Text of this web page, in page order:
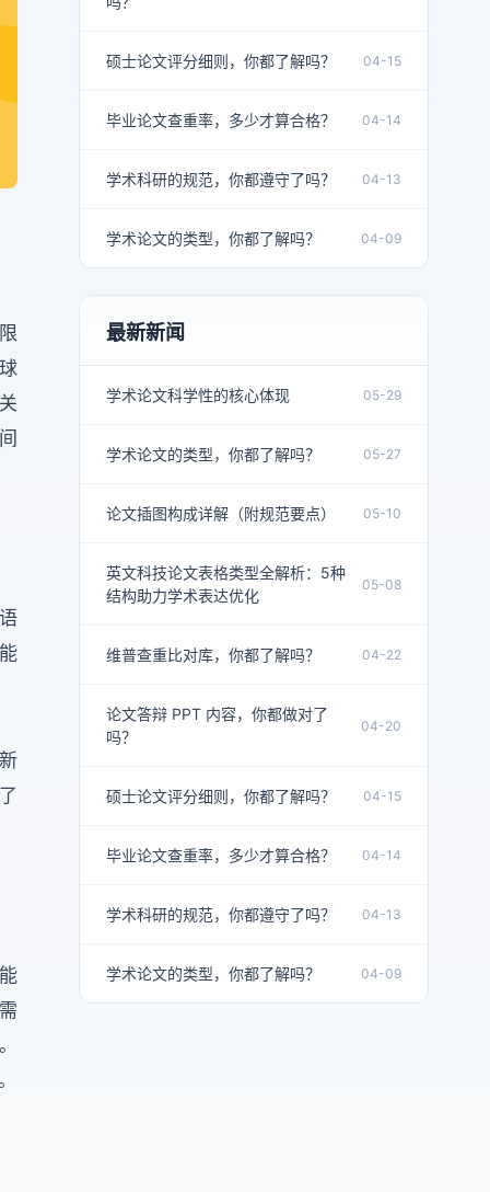
硕士论文评分细则，你都了解吗？ 04-15
毕业论文查重率，多少才算合格？ 04-14
学术科研的规范，你都遵守了吗？ 04-13
学术论文的类型，你都了解吗？ 04-09
最新新闻
学术论文科学性的核心体现 05-29
学术论文的类型，你都了解吗？ 05-27
论文插图构成详解（附规范要点） 05-10
英文科技论文表格类型全解析：5种
结构助力学术表达优化
05-08
维普查重比对库，你都了解吗？ 04-22
论文答辩 PPT 内容，你都做对了
吗？
04-20
硕士论文评分细则，你都了解吗？ 04-15
毕业论文查重率，多少才算合格？ 04-14
学术科研的规范，你都遵守了吗？ 04-13
学术论文的类型，你都了解吗？ 04-09